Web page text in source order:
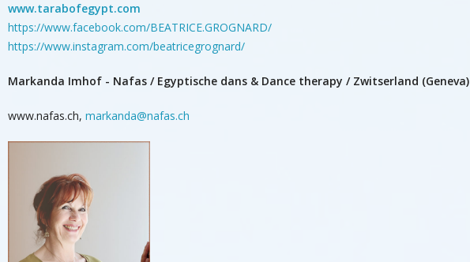
www.tarabofegypt.com
https://www.facebook.com/BEATRICE.GROGNARD/
https://www.instagram.com/beatricegrognard/
Markanda Imhof - Nafas / Egyptische dans & Dance therapy / Zwitserland (Geneva)
www.nafas.ch, markanda@nafas.ch